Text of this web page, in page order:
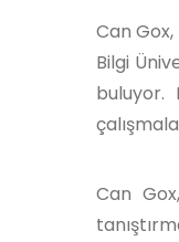
Can
Bilgi
buluyor.
Can